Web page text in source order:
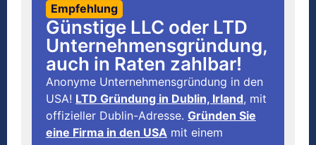
Empfehlung
Günstige LLC oder LTD
Unternehmensgründung,
auch in Raten zahlbar!
Anonyme Unternehmensgründung in den
USA! LTD Gründung in Dublin, Irland, mit
offizieller Dublin-Adresse. Gründen Sie
eine Firma in den USA mit einem